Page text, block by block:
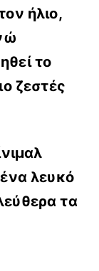
ήλιο,
το
ζεστές
λευκό
τα